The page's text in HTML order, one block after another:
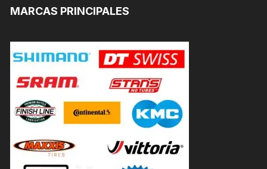
MARCAS PRINCIPALES